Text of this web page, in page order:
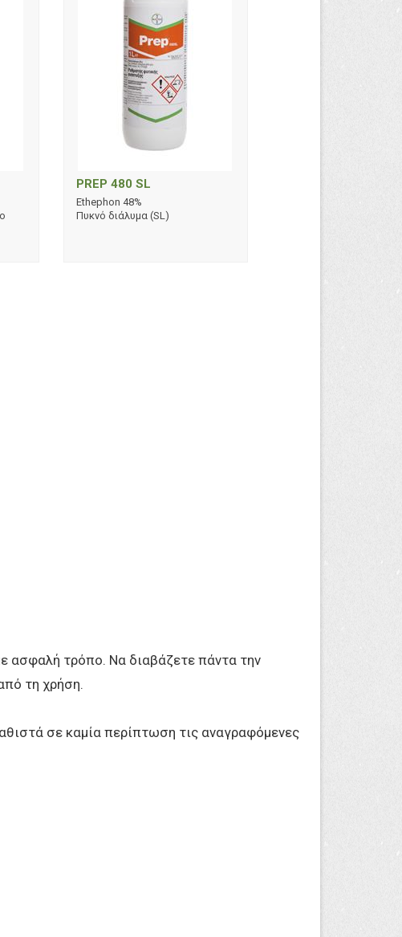
PREP 480 SL
Ethephon 48%
Πυκνό διάλυμα (SL)
ασφαλή τρόπο. Να διαβάζετε πάντα την
τη χρήση.
σε καμία περίπτωση τις αναγραφόμενες